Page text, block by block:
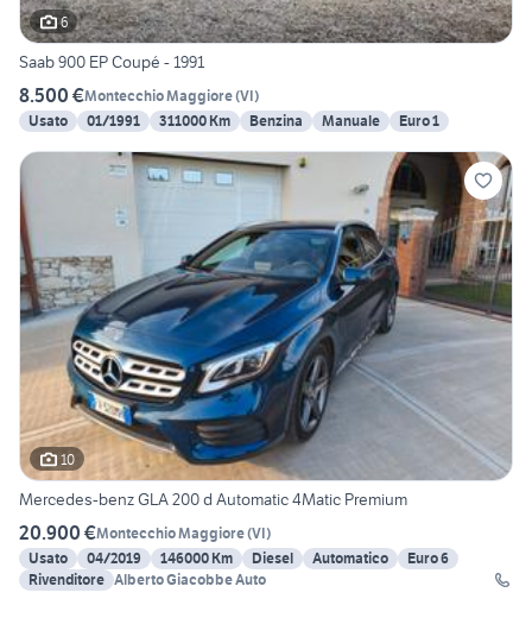
6
Saab 900 EP Coupé - 1991
8.500 €Montecchio Maggiore(VI)
Usato
01/1991 311000 Km Benzina Manuale Euro 1
10
Mercedes-benz GLA 200 d Automatic 4Matic Premium
20.900 €Montecchio Maggiore(VI)
Usato
04/2019 146000 Km Diesel Automatico
Euro 6
Rivenditore Alberto Giacobbe Auto